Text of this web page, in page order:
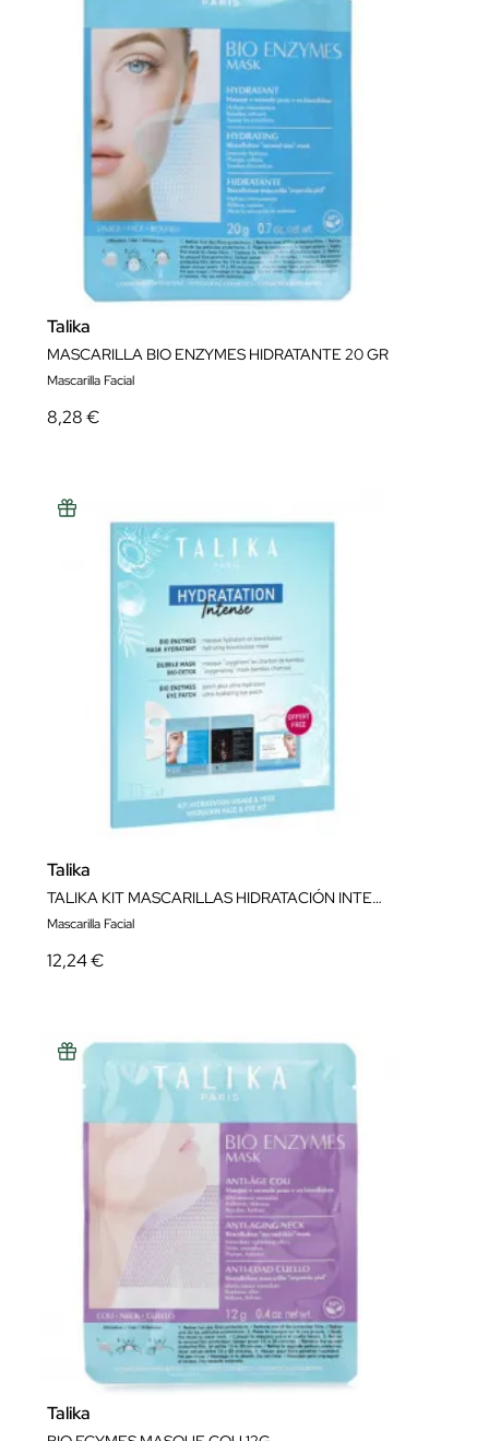
Talika
MASCARILLA BIO ENZYMES HIDRATANTE 20 GR
Mascarilla Facial
8,28 €
Talika
TALIKA KIT MASCARILLAS HIDRATACIÓN INTENSA
Mascarilla Facial
12,24 €
Talika